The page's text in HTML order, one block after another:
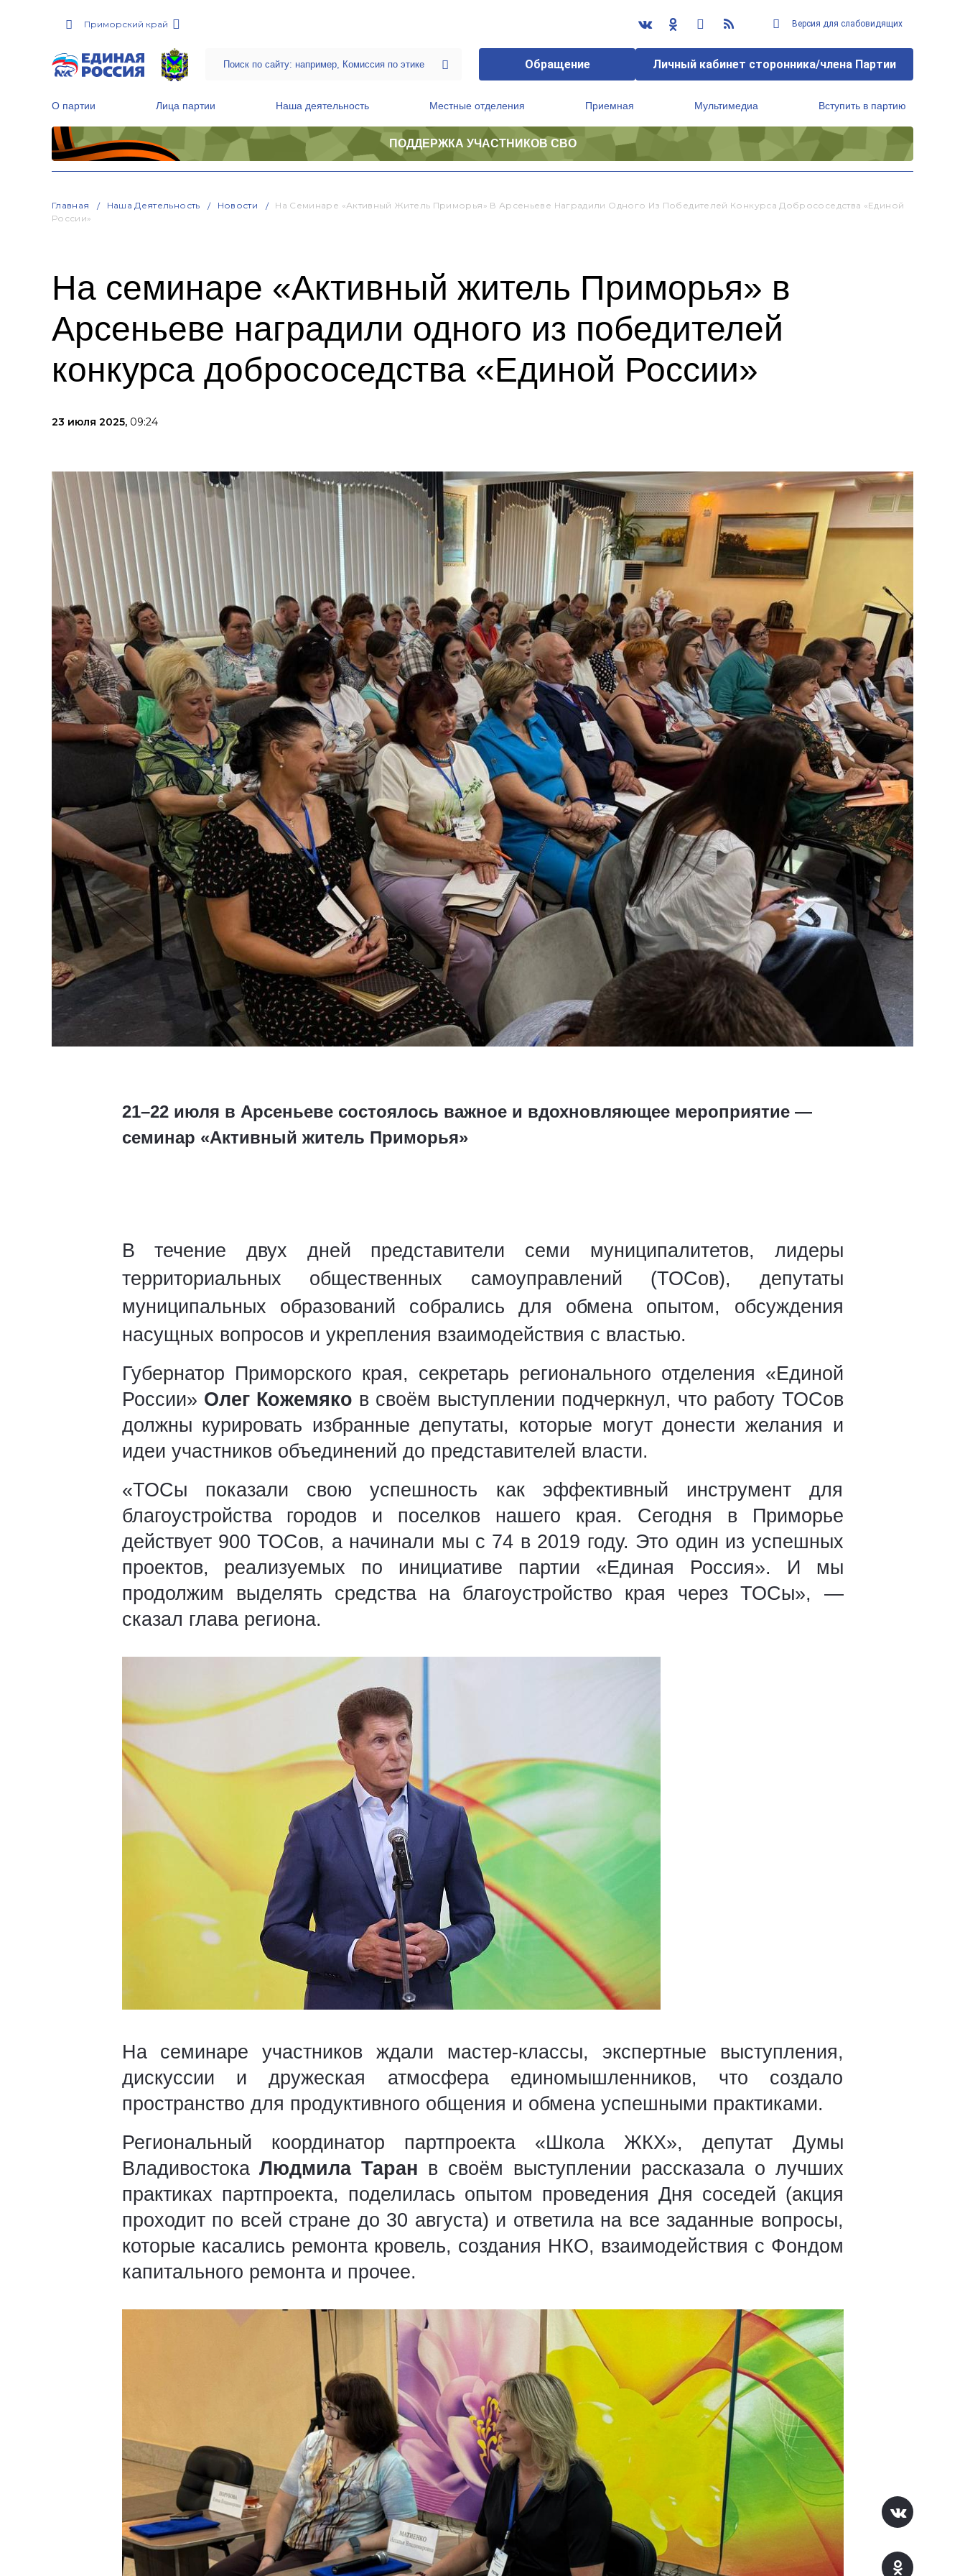
Приморский край Версия для слабовидящих
Обращение Личный кабинет сторонника/члена Партии
О партии Лица партии Наша деятельность Местные отделения Приемная Мультимедиа Вступить в партию
ПОДДЕРЖКА УЧАСТНИКОВ СВО
Главная Наша Деятельность Новости
На Семинаре «Активный Житель Приморья» В Арсеньеве Наградили Одного Из Победителей Конкурса Добрососедства «Единой
России»
На семинаре «Активный житель Приморья» в
Арсеньеве наградили одного из победителей
конкурса добрососедства «Единой России»
23 июля 2025, 09:24
21–22 июля в Арсеньеве состоялось важное и вдохновляющее мероприятие —
семинар «Активный житель Приморья»
В течение двух дней представители семи муниципалитетов, лидеры
территориальных общественных самоуправлений (ТОСов), депутаты
муниципальных образований собрались для обмена опытом, обсуждения
насущных вопросов и укрепления взаимодействия с властью.
Губернатор Приморского края, секретарь регионального отделения «Единой
России» Олег Кожемяко в своём выступлении подчеркнул, что работу ТОСов
должны курировать избранные депутаты, которые могут донести желания и
идеи участников объединений до представителей власти.
«ТОСы показали свою успешность как эффективный инструмент для
благоустройства городов и поселков нашего края. Сегодня в Приморье
действует 900 ТОСов, а начинали мы с 74 в 2019 году. Это один из успешных
проектов, реализуемых по инициативе партии «Единая Россия». И мы
продолжим выделять средства на благоустройство края через ТОСы», —
сказал глава региона.
На семинаре участников ждали мастер-классы, экспертные выступления,
дискуссии и дружеская атмосфера единомышленников, что создало
пространство для продуктивного общения и обмена успешными практиками.
Региональный координатор партпроекта «Школа ЖКХ», депутат Думы
ВладивостокаЛюдмила Таран в своём выступлении рассказала о лучших
практиках партпроекта, поделилась опытом проведения Дня соседей (акция
проходит по всей стране до 30 августа) и ответила на все заданные вопросы,
которые касались ремонта кровель, создания НКО, взаимодействия с Фондом
капитального ремонта и прочее.